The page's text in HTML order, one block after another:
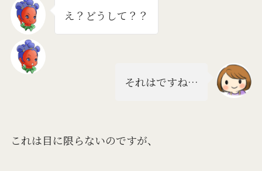
え？どうして？？
それはですね…
これは目に限らないのですが、